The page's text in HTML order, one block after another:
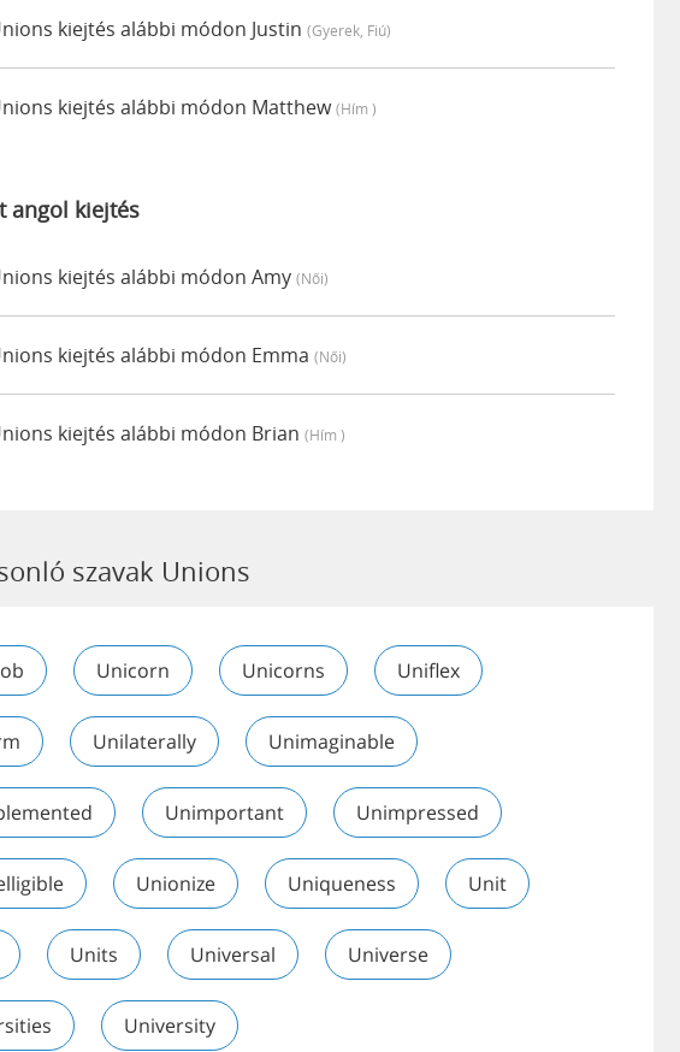
kiejtés alábbi módon Justin (gyerek, Fiú)
kiejtés alábbi módon Matthew(hím )
angol kiejtés
kiejtés alábbi módon Amy (női)
kiejtés alábbi módon Emma (női)
kiejtés alábbi módon Brian (hím )
szavak Unions
Unicorn Unicorns Uniflex
Unilaterally Unimaginable
Unimportant Unimpressed
Unionize Uniqueness Unit
Units Universal Universe
University